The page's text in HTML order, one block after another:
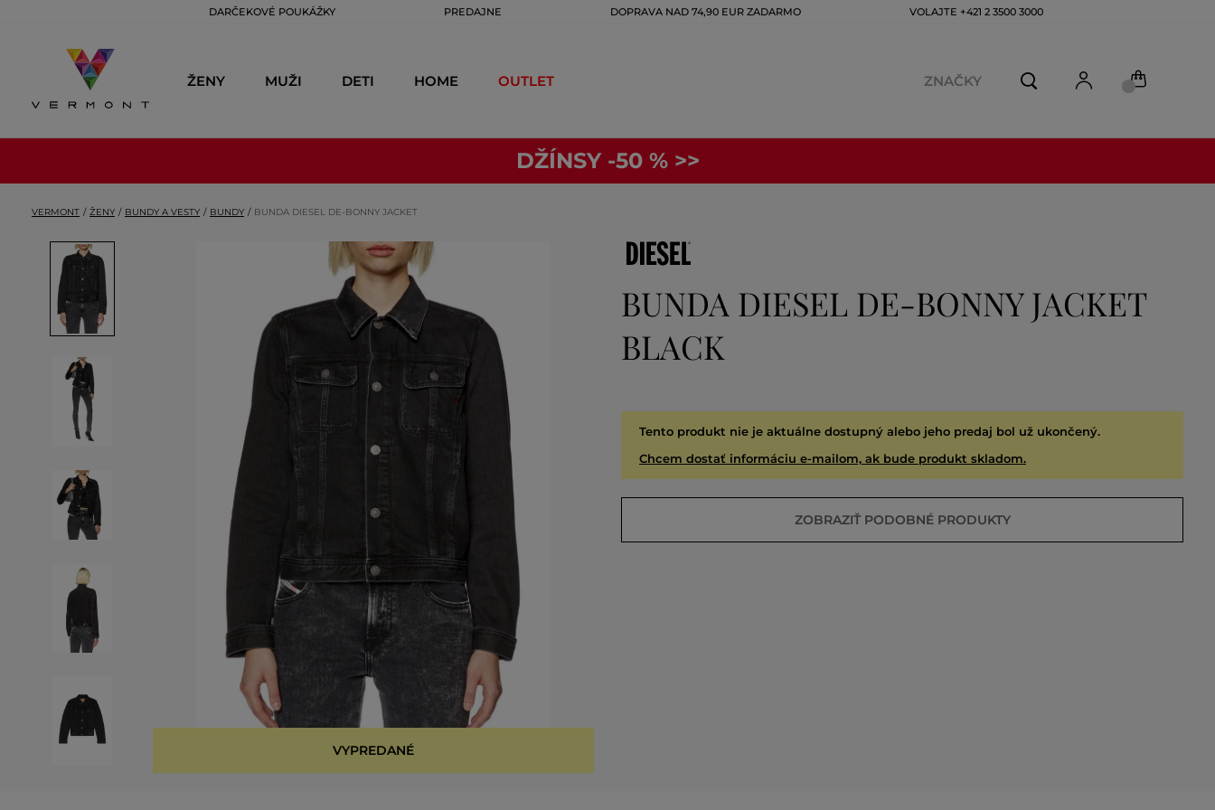
DARČEKOVÉ POUKÁŽKY PREDAJNE DOPRAVA NAD 74,90 EUR ZADARMO VOLAJTE +421 2 3500 3000
ŽENY MUŽI DETI HOME OUTLET ZNAČKY
DŽÍNSY -50 % >>
VERMONT ŽENY BUNDY A VESTY BUNDY BUNDA DIESEL DE-BONNY JACKET
VYPREDANÉ
BUNDA DIESEL DE-BONNY JACKET
BLACK
Tento produkt nie je aktuálne dostupný alebo jeho predaj bol už ukončený.
Chcem dostať informáciu e-mailom, ak bude produkt skladom.
ZOBRAZIŤ PODOBNÉ PRODUKTY